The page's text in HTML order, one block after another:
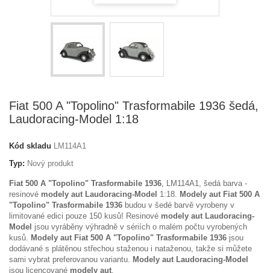
Fiat 500 A "Topolino" Trasformabile 1936 šedá,
Laudoracing-Model 1:18
Kód skladu LM114A1
Typ: Nový produkt
Fiat 500 A "Topolino" Trasformabile 1936, LM114A1, šedá barva -
resinové modely aut Laudoracing-Model 1:18. Modely aut Fiat 500 A
"Topolino" Trasformabile 1936 budou v šedé barvě vyrobeny v
limitované edici pouze 150 kusů! Resinové modely aut Laudoracing-
Model jsou vyráběny výhradně v sériích o malém počtu vyrobených
kusů. Modely aut Fiat 500 A "Topolino" Trasformabile 1936 jsou
dodávané s plátěnou střechou staženou i nataženou, takže si můžete
sami vybrat preferovanou variantu. Modely aut Laudoracing-Model
jsou licencované modely aut.